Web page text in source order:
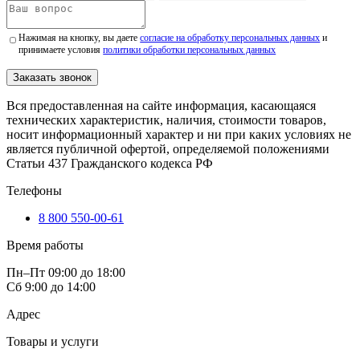
Нажимая на кнопку, вы даетесогласие на обработку персональных данных и
принимаете условияполитики обработки персональных данных
Заказать звонок
Вся предоставленная на сайте информация, касающаяся
технических характеристик, наличия, стоимости товаров,
носит информационный характер и ни при каких условиях не
является публичной офертой, определяемой положениями
Статьи 437 Гражданского кодекса РФ
Телефоны
8 800 550-00-61
Время работы
Пн–Пт 09:00 до 18:00
Сб 9:00 до 14:00
Адрес
Товары и услуги